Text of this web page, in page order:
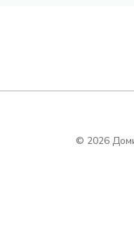
© 2026